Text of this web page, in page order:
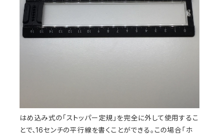
はめ込み式の「ストッパー定規」を完全に外して使用するこ
とで、16センチの平行線を書くことができる。この場合「ホ